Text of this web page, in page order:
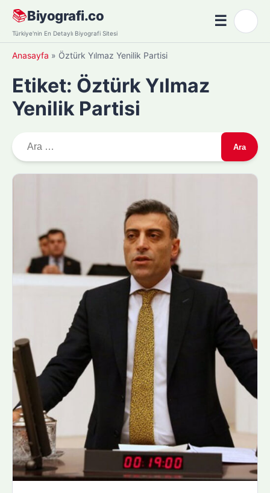
Skip
content
📚Biyografi.co
Türkiye'nin En Detaylı Biyografi Sitesi
☰Menü
Anasayfa » Öztürk Yılmaz Yenilik Partisi
Etiket: Öztürk Yılmaz
Yenilik Partisi
r